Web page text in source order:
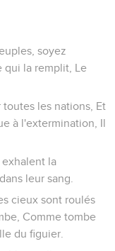
moment.
roi
de Juda et
vers le roi
armée. Rabschaké
sur le chemin du